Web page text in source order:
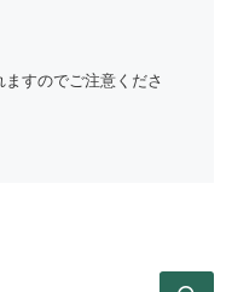
すのでご注意くださ